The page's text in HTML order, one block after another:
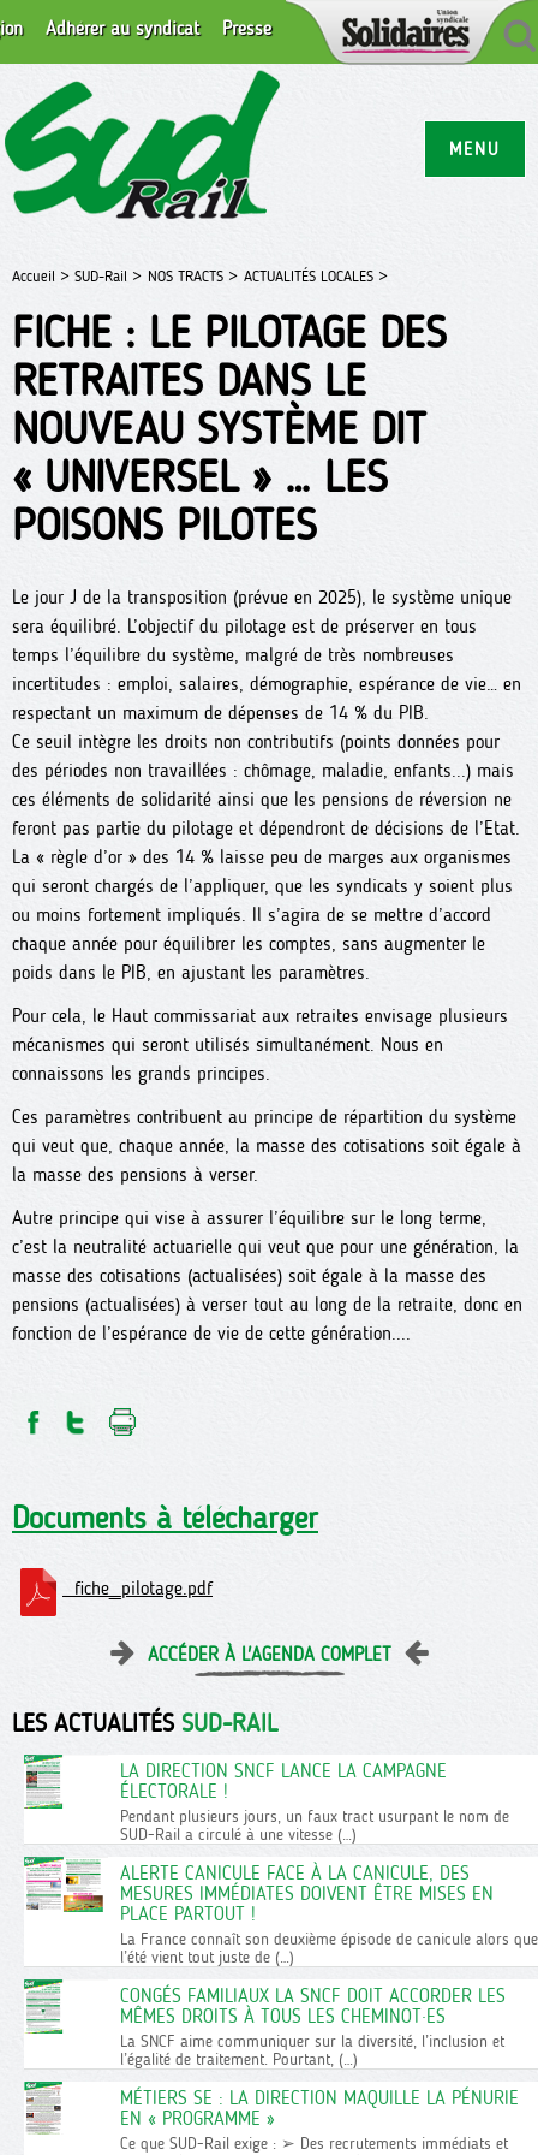
MENU
Adhérer au syndicat Presse
Accueil > SUD-Rail > NOS TRACTS > ACTUALITÉS LOCALES >
FICHE : LE PILOTAGE DES
RETRAITES DANS LE
NOUVEAU SYSTÈME DIT
« UNIVERSEL » … LES
POISONS PILOTES
Le jour J de la transposition (prévue en 2025), le système unique
sera équilibré. L’objectif du pilotage est de préserver en tous
temps l’équilibre du système, malgré de très nombreuses
incertitudes : emploi, salaires, démographie, espérance de vie… en
respectant un maximum de dépenses de 14 % du PIB.
Ce seuil intègre les droits non contributifs (points données pour
des périodes non travaillées : chômage, maladie, enfants...) mais
ces éléments de solidarité ainsi que les pensions de réversion ne
feront pas partie du pilotage et dépendront de décisions de l’Etat.
La « règle d’or » des 14 % laisse peu de marges aux organismes
qui seront chargés de l’appliquer, que les syndicats y soient plus
ou moins fortement impliqués. Il s’agira de se mettre d’accord
chaque année pour équilibrer les comptes, sans augmenter le
poids dans le PIB, en ajustant les paramètres.
Pour cela, le Haut commissariat aux retraites envisage plusieurs
mécanismes qui seront utilisés simultanément. Nous en
connaissons les grands principes.
Ces paramètres contribuent au principe de répartition du système
qui veut que, chaque année, la masse des cotisations soit égale à
la masse des pensions à verser.
Autre principe qui vise à assurer l’équilibre sur le long terme,
c’est la neutralité actuarielle qui veut que pour une génération, la
masse des cotisations (actualisées) soit égale à la masse des
pensions (actualisées) à verser tout au long de la retraite, donc en
fonction de l’espérance de vie de cette génération....
Documents à télécharger
fiche_pilotage.pdf
ACCÉDER À L'AGENDA COMPLET
LES ACTUALITÉS SUD-RAIL
LA DIRECTION SNCF LANCE LA CAMPAGNE
ÉLECTORALE !
Pendant plusieurs jours, un faux tract usurpant le nom de
SUD-Rail a circulé à une vitesse (…)
ALERTE CANICULE FACE À LA CANICULE, DES
MESURES IMMÉDIATES DOIVENT ÊTRE MISES EN
PLACE PARTOUT !
La France connaît son deuxième épisode de canicule alors que
l’été vient tout juste de (…)
CONGÉS FAMILIAUX LA SNCF DOIT ACCORDER LES
MÊMES DROITS À TOUS LES CHEMINOT·ES
La SNCF aime communiquer sur la diversité, l’inclusion et
l’égalité de traitement. Pourtant, (…)
MÉTIERS SE : LA DIRECTION MAQUILLE LA PÉNURIE
EN « PROGRAMME »
Ce que SUD-Rail exige : ➢ Des recrutements immédiats et